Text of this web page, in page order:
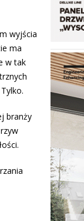
wyjścia
ma
w tak
branży